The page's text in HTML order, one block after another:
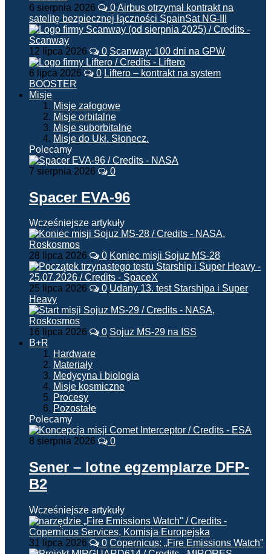
6 sierpnia 2026 0Airbus otrzymał kontrakt na
satelitę bezpiecznej łączności SpainSat NG-III
12 lipca 2026 0 Scanway: 100 dni na GPW
6 lipca 2026 0 Liftero – kontrakt na system
BOOSTER
Misje
Misje załogowe
Misje orbitalne
Misje suborbitalne
Misje do Ukł. Słonecz.
Polecamy
7 sierpnia 2026 0
Spacer EVA-96
Wcześniejsze artykuły
28 lipca 2026 0 Koniec misji Sojuz MS-28
25 lipca 2026 0 Udany 13. test Starshipa i Super
Heavy
16 lipca 2026 0 Sojuz MS-29 na ISS
B+R
Hardware
Materiały
Medycyna i biologia
Misje kosmiczne
Procesy
Pozostałe
Polecamy
8 sierpnia 2026 0
Sener – lotne egzemplarze DFP-
B2
Wcześniejsze artykuły
31 lipca 2026 0 Copernicus: „Fire Emissions Watch”